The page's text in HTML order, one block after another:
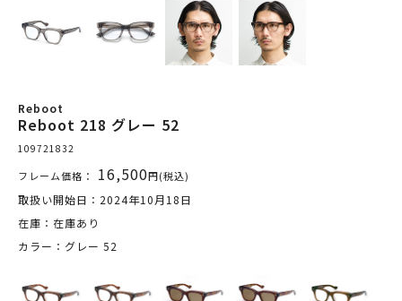
Reboot
Reboot 218 グレー 52
109721832
フレーム価格： 16,500円(税込)
取扱い開始日：2024年10月18日
在庫：在庫あり
カラー：グレー 52